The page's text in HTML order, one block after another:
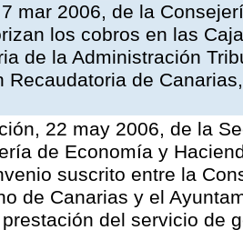
mar 2006, de la
los cobros en las
de la Administración
Recaudatoria de
22 may 2006, de la
de Economía y
suscrito entre la
de Canarias y el
del servicio de